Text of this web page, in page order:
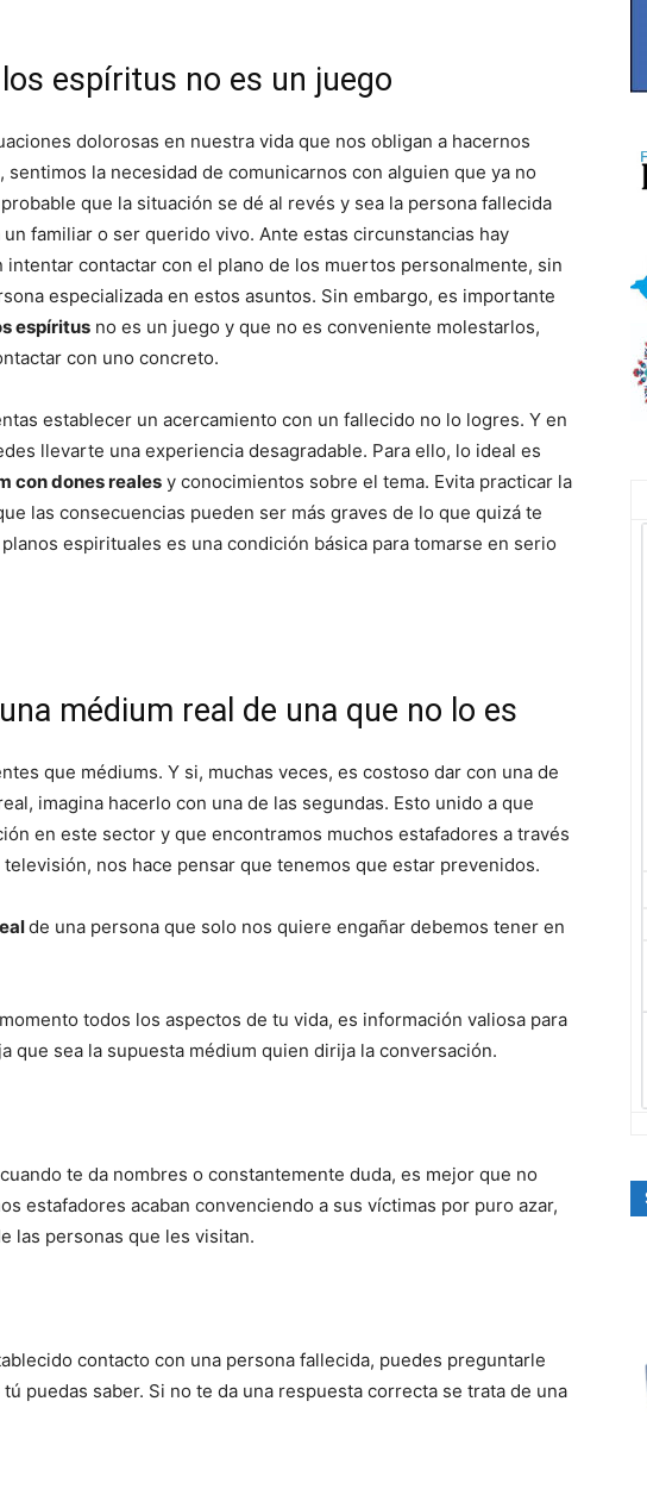
espíritus no es un juego
dolorosas en nuestra vida que nos obligan a hacernos
sentimos la necesidad de comunicarnos con alguien que ya no
que la situación se dé al revés y sea la persona fallecida
familiar o ser querido vivo. Ante estas circunstancias hay
intentar contactar con el plano de los muertos personalmente, sin
especializada en estos asuntos. Sin embargo, es importante
espíritus no es un juego y que no es conveniente molestarlos,
con uno concreto.
establecer un acercamiento con un fallecido no lo logres. Y en
llevarte una experiencia desagradable. Para ello, lo ideal es
con dones reales y conocimientos sobre el tema. Evita practicar la
las consecuencias pueden ser más graves de lo que quizá te
espirituales es una condición básica para tomarse en serio
médium real de una que no lo es
que médiums. Y si, muchas veces, es costoso dar con una de
imagina hacerlo con una de las segundas. Esto unido a que
en este sector y que encontramos muchos estafadores a través
nos hace pensar que tenemos que estar prevenidos.
de una persona que solo nos quiere engañar debemos tener en
todos los aspectos de tu vida, es información valiosa para
que sea la supuesta médium quien dirija la conversación.
te da nombres o constantemente duda, es mejor que no
estafadores acaban convenciendo a sus víctimas por puro azar,
las personas que les visitan.
contacto con una persona fallecida, puedes preguntarle
puedas saber. Si no te da una respuesta correcta se trata de una